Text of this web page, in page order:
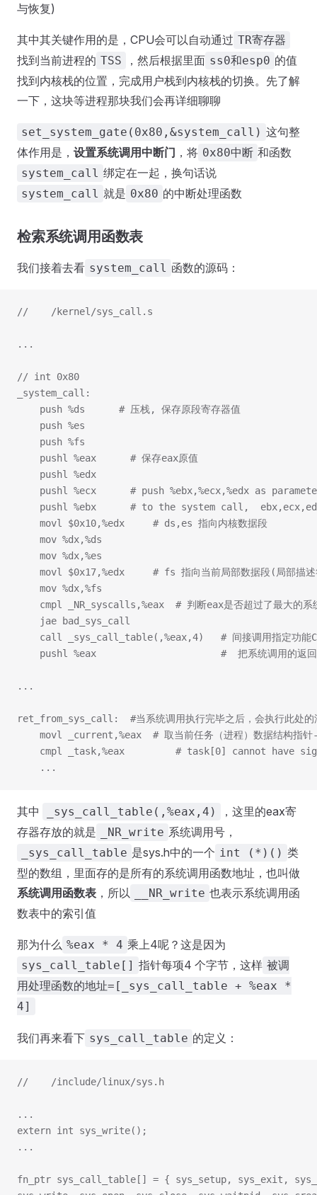
与恢复)
其中其关键作用的是，CPU会可以自动通过 TR寄存器
找到当前进程的 TSS ，然后根据里面 ss0和esp0 的值
找到内核栈的位置，完成用户栈到内核栈的切换。先了解
一下，这块等进程那块我们会再详细聊聊
set_system_gate(0x80,&system_call) 这句整
体作用是， 设置系统调用中断门 ，将 0x80中断 和函数
system_call 绑定在一起，换句话说
system_call 就是 0x80 的中断处理函数
检索系统调用函数表
我们接着去看 system_call 函数的源码：
//    /kernel/sys_call.s
...
// int 0x80
_system_call:
	push %ds      # 压栈, 保存原段寄存器值
	push %es
	push %fs
	pushl %eax		# 保存eax原值
pushl %ecx		# push %ebx,%ecx,%edx as
pushl %ebx		# to the system call,
	movl $0x10,%edx		# ds,es 指向内核数据段
	mov %dx,%ds
	mov %dx,%es
movl $0x17,%edx		# fs 指向当前局部数据段(
	mov %dx,%fs
cmpl _NR_syscalls,%eax  # 判断eax是否超过了最大的系
	jae bad_sys_call
call _sys_call_table(,%eax,4)   # 间接调用指定功能
pushl %eax                      #  把系统调用的返回
...
ret_from_sys_call:  #当系统调用执行完毕之后，会执行此处的
movl _current,%eax  # 取当前任务（进程）数据结构指
cmpl _task,%eax			# task[0] cannot have
	...
其中 _sys_call_table(,%eax,4)
，这里的eax寄
存器存放的就是
_NR_write 系统调用号，
_sys_call_table 是sys.h中的一个 int (*)() 类
型的数组，里面存的是所有的系统调用函数地址，也叫做
系统调用函数表 ，所以 __NR_write 也表示系统调用函
数表中的索引值
那为什么 %eax * 4 乘上4呢？这是因为
sys_call_table[] 指针每项4 个字节，这样 被调
用处理函数的地址=[_sys_call_table + %eax *
4]
我们再来看下 sys_call_table 的定义：
//    /include/linux/sys.h
...
extern int sys_write();
...
fn_ptr sys_call_table[] = { sys_setup, sys_exit,